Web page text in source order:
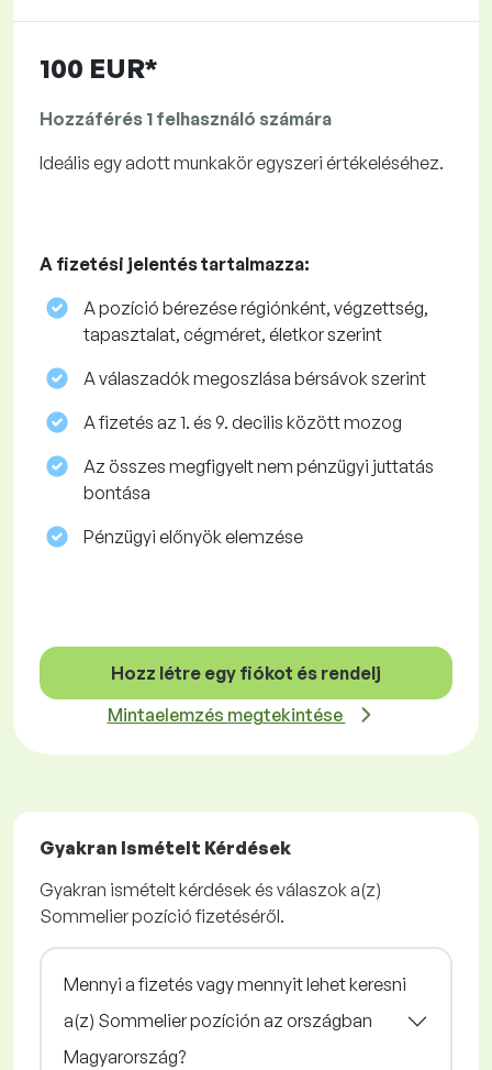
100 EUR*
Hozzáférés 1 felhasználó számára
Ideális egy adott munkakör egyszeri értékeléséhez.
A fizetési jelentés tartalmazza:
A pozíció bérezése régiónként, végzettség,
tapasztalat, cégméret, életkor szerint
A válaszadók megoszlása ​​bérsávok szerint
A fizetés az 1. és 9. decilis között mozog
Az összes megfigyelt nem pénzügyi juttatás
bontása
Pénzügyi előnyök elemzése
Hozz létre egy fiókot és rendelj
Mintaelemzés megtekintése
Gyakran Ismételt Kérdések
Gyakran ismételt kérdések és válaszok a(z)
Sommelier pozíció fizetéséről.
Mennyi a fizetés vagy mennyit lehet keresni
a(z) Sommelier pozíción az országban
Magyarország?